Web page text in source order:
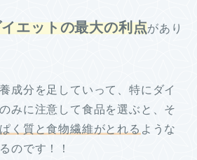
エットの最大の利点があり
成分を足していって、特にダイ
みに注意して食品を選ぶと、そ
く質と食物繊維がとれる ような
のです！！